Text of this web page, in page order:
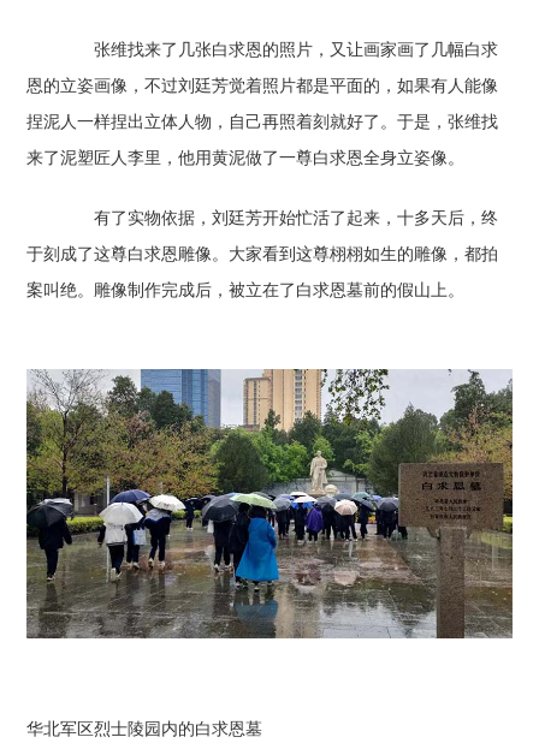
张维找来了几张白求恩的照片，又让画家画了几幅白求
恩的立姿画像，不过刘廷芳觉着照片都是平面的，如果有人能像
捏泥人一样捏出立体人物，自己再照着刻就好了。于是，张维找
来了泥塑匠人李里，他用黄泥做了一尊白求恩全身立姿像。
有了实物依据，刘廷芳开始忙活了起来，十多天后，终
于刻成了这尊白求恩雕像。大家看到这尊栩栩如生的雕像，都拍
案叫绝。雕像制作完成后，被立在了白求恩墓前的假山上。
华北军区烈士陵园内的白求恩墓